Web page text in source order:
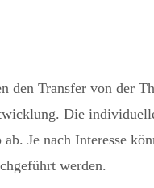
den Transfer von der
Die
Je nach Interesse
werden.